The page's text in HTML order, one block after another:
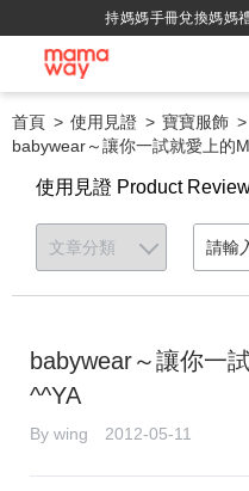
持媽媽手冊兌換媽媽
首頁 使用見證
寶寶服飾
babywear～讓你一試就愛上的
使用見證 Product
babywear～讓你一
^^YA
By wing 2012-05-11